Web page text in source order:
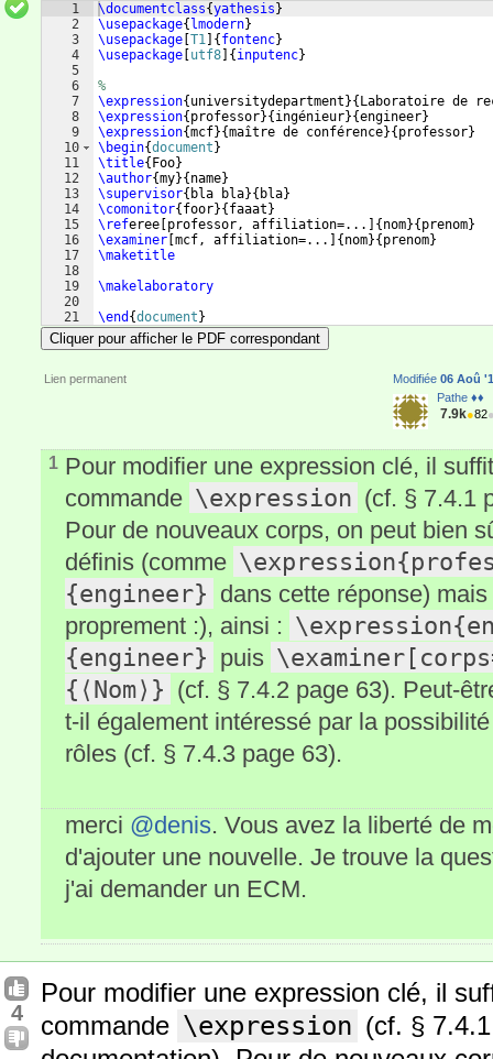
1
2
3
4
5
6
7
8
9
10
11
12
13
14
15
16
17
18
19
20
21
\documentclass{yathesis }
\usepackage{ lmodern}
\usepackage T1 { fontenc}
\usepackage utf8 { inputenc}
%
\expression{ universitydepartment }{ Laboratoire de
\expression{ professor}{ ingénieur}{engineer}
\expression{mcf}{maître de conférence}{ professor}
\begin{document }
\title{ Foo}
\author{my}{ name}
\supervisor{ bla bla}{ bla}
\comonitor{ foor}{ faaat }
\referee professor, affiliation=... { nom}{ prenom}
\examiner mcf, affiliation=... { nom}{ prenom}
\maketitle
\makelaboratory
\end {document }
Cliquer pour afficher le PDF correspondant
Lien permanent Modifiée 06 Aoû
Pathe ♦♦
7.9k●82
1 Pour modifier une expression clé, il
commande \expression (cf. § 7.4.1
Pour de nouveaux corps, on peut bien
définis (comme
{engineer} dans cette réponse)
proprement :), ainsi :
{engineer} puis
{⟨Nom⟩} (cf. § 7.4.2 page 63). Peut-
t-il également intéressé par la
rôles (cf. § 7.4.3 page 63).
merci @denis. Vous avez la liberté de
d'ajouter une nouvelle. Je trouve la
j'ai demander un ECM.
4
Pour modifier une expression clé, il
commande \expression (cf. §